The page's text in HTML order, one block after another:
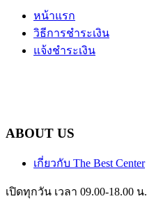
หน้าแรก
วิธีการชำระเงิน
แจ้งชำระเงิน
ABOUT US
เกี่ยวกับ The Best Center
เปิดทุกวัน เวลา 09.00-18.00 น.